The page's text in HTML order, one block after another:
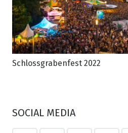
Schlossgrabenfest 2022
SOCIAL MEDIA